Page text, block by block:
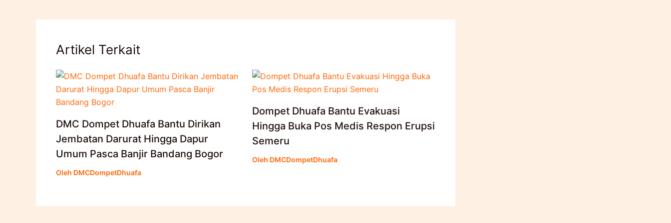
Artikel Terkait
DMC Dompet Dhuafa Bantu Dirikan
Jembatan Darurat Hingga Dapur
Umum Pasca Banjir Bandang Bogor
Oleh DMCDompetDhuafa
Dompet Dhuafa Bantu Evakuasi
Hingga Buka Pos Medis Respon Erupsi
Semeru
Oleh DMCDompetDhuafa